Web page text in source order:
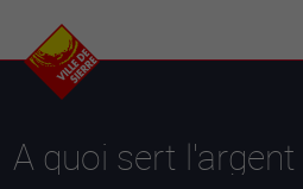
A quoi sert